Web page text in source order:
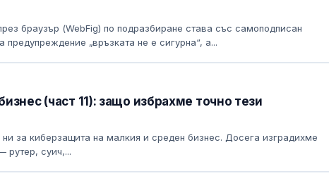
браузър (WebFig) по подразбиране става със самоподписан
„връзката не е сигурна“, а...
(част 11): защо избрахме точно тези
ни за киберзащита на малкия и среден бизнес. Досега изградихме
рутер, суич,...